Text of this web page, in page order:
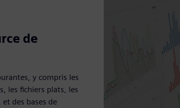
de
y compris les
les fichiers plats, les
des bases de